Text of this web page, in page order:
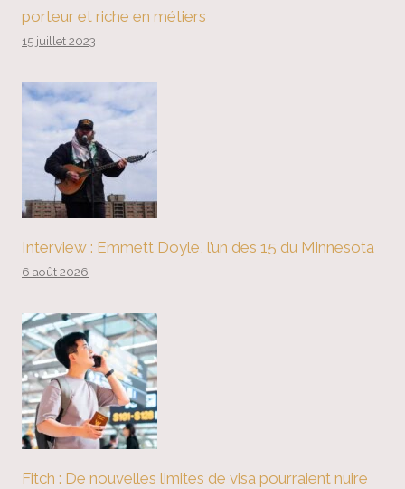
porteur et riche en métiers
15 juillet 2023
Interview : Emmett Doyle, l’un des 15 du Minnesota
6 août 2026
Fitch : De nouvelles limites de visa pourraient nuire